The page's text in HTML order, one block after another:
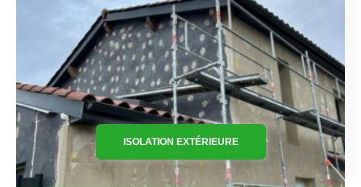
ISOLATION EXTÉRIEURE